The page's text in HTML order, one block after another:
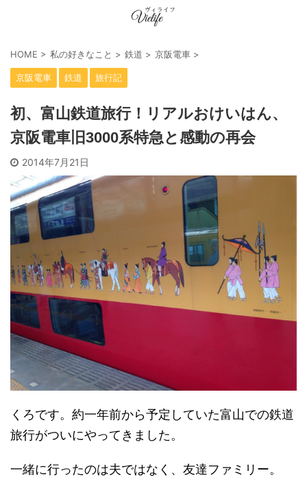
HOME > 私の好きなこと > 鉄道 > 京阪電車 >
京阪電車 鉄道 旅行記
初、富山鉄道旅行！リアルおけいはん、
京阪電車旧3000系特急と感動の再会
2014年7月21日
くろです。約一年前から予定していた富山での鉄道
旅行がついにやってきました。
一緒に行ったのは夫ではなく、友達ファミリー。